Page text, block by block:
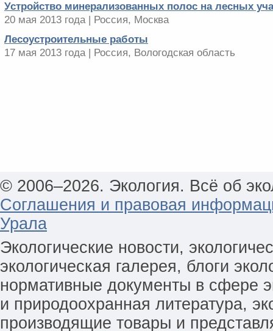
Устройство минерализованных полос на лесных
20 мая 2013 года | Россия, Москва
Лесоустроительные работы
17 мая 2013 года | Россия, Вологодская область
© 2006–2026. Экология. Всё об
Соглашения и правовая
Урала
Экологические новости,
экологическая галерея, блоги
нормативные документы в сфере
и природоохранная литература,
производящие товары и